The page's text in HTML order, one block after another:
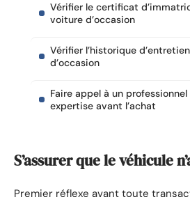
Vérifier le certificat
voiture d’occasion
Vérifier l’historique
d’occasion
Faire appel à un
expertise avant l’achat
S’assurer que le véhicule
Premier réflexe avant toute